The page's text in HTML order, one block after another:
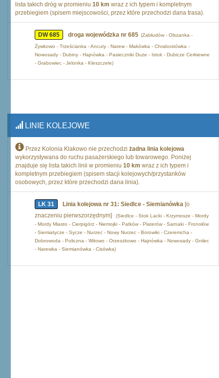
lista takich dróg w promieniu 10 km wraz z ich typem i kompletnym
przebiegiem (spisem miejscowości, przez które przechodzi dana trasa).
DW 685 droga wojewódzka nr 685 (Zabłudów - Olszanka -
Żywkowo - Trześcianka - Ancuty - Narew - Makówka - Chrabostówka -
Nowosady - Dubiny - Hajnówka - Pasieczniki Duże - Istok - Dubicze Cerkiewne
- Grabowiec - Jelonka - Kleszczele)
LINIE KOLEJOWE
Przez Kolonia Klakowo nie przechodzi żadna linia kolejowa
wykorzystywana do ruchu pasażerskiego lub towarowego. Poniżej
znajduje się lista takich linii w promieniu 10 km wraz z ich typem i
kompletnym przebiegiem (spisem stacji kolejowych/przystanków
osobowych, przez które przechodzi dana linia).
LK 31 Linia kolejowa nr 31: Siedlce - Siemianówka [o
znaczeniu pierwszorzędnym]
(Siedlce - Stok Lacki - Krzymosze - Mordy
- Mordy Miasto - Cierpigórz - Niemojki - Patków - Platerów - Sarnaki - Fronołów
- Siemiatycze - Sycze - Nurzec - Nowy Nurzec - Borowiki - Czeremcha -
Dobrowoda - Policzna - Witowo - Orzeszkowo - Hajnówka - Nowosady - Gnilec
- Narewka - Siemianówka - Cisówka)